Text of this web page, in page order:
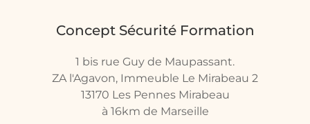
Concept Sécurité Formation
1 bis rue Guy de Maupassant.
ZA l'Agavon, Immeuble Le Mirabeau 2
13170 Les Pennes Mirabeau
à 16km de Marseille